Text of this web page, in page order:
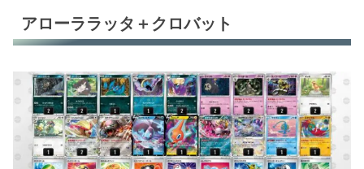
アルセウスV+ジャローダV
テラパゴスex
リザードンex
リザードンex
アローララッタ＋クロバット